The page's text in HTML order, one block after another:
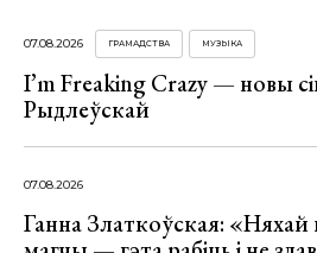
07.08.2026 ГРАМАДСТВА МУЗЫКА
I’m Freaking Crazy — новы
Рыдлеўскай
07.08.2026
Ганна Златкоўская: «Няхай